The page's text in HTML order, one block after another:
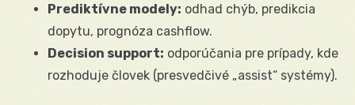
Prediktívne modely: odhad chýb, predikcia
dopytu, prognóza cashflow.
Decision support: odporúčania pre prípady, kde
rozhoduje človek (presvedčivé „assist“ systémy).